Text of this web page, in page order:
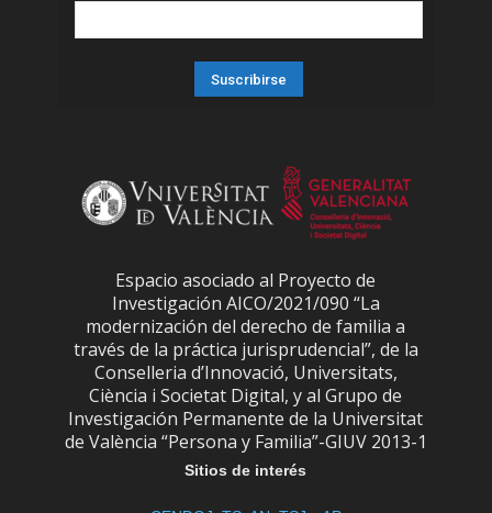
Espacio asociado al Proyecto de
Investigación AICO/2021/090 “La
modernización del derecho de familia a
través de la práctica jurisprudencial”, de la
Conselleria d’Innovació, Universitats,
Ciència i Societat Digital, y al Grupo de
Investigación Permanente de la Universitat
de València “Persona y Familia”-GIUV 2013-1
Sitios de interés